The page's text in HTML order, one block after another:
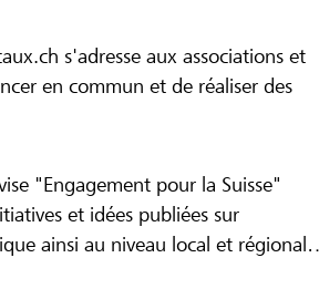
s'adresse aux associations et
en commun et de réaliser des
"Engagement pour la Suisse"
et idées publiées sur
ainsi au niveau local et régional